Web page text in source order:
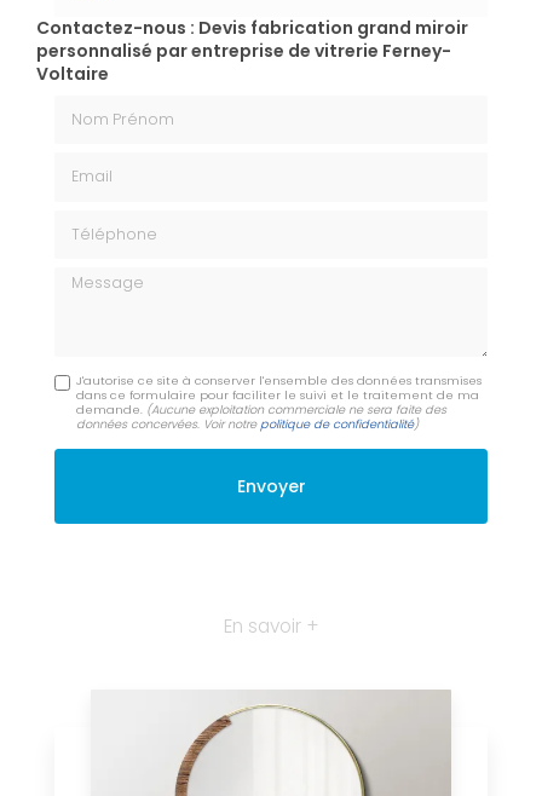
Contactez-nous : Devis fabrication grand miroir
personnalisé par entreprise de vitrerie Ferney-
Voltaire
Message
J'autorise ce site à conserver l'ensemble des données transmises
dans ce formulaire pour faciliter le suivi et le traitement de ma
demande. (Aucune exploitation commerciale ne sera faite des
données concervées. Voir notrepolitique de confidentialité)
En savoir +